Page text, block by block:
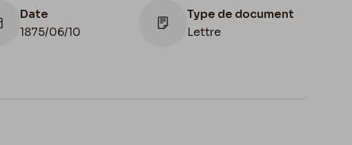
Date
1875/06/10
Type de document
Lettre
Belgique, Bruxelles, Musées